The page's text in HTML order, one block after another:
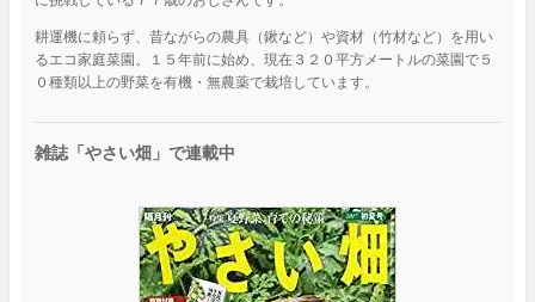
耕運機に頼らず、昔ながらの農具（鍬など）や資材（竹材など）を用い
るエコ家庭菜園。１５年前に始め、現在３２０平方メートルの菜園で５
０種類以上の野菜を有機・無農薬で栽培しています。
雑誌「やさい畑」で連載中